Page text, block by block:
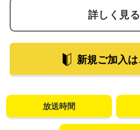
詳しく見る
新規ご加入は
放送時間